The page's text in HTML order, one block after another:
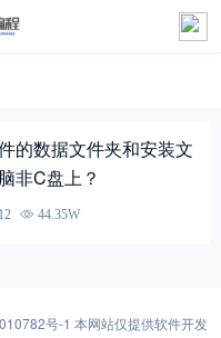
的数据文件夹和安装文
非C盘上？
44.35W
号-1 本网站仅提供软件开发